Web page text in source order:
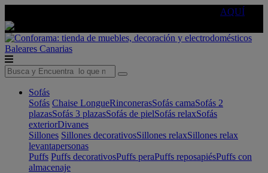
AQUÍ
Baleares Canarias
Sofás
Sofás Chaise LongueRinconerasSofás camaSofás 2
plazasSofás 3 plazasSofás de pielSofás relaxSofás
exteriorDivanes
Sillones Sillones decorativosSillones relaxSillones relax
levantapersonas
Puffs Puffs decorativosPuffs peraPuffs reposapiésPuffs con
almacenaje